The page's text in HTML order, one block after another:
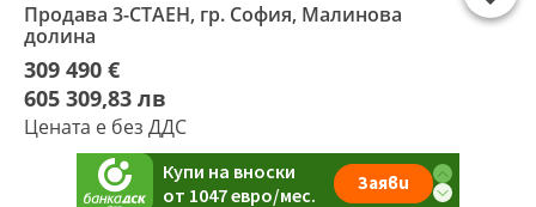
Продава 3-СТАЕН, гр. София, Малинова
долина
309 490 €
605 309,83 лв
Цената е без ДДС